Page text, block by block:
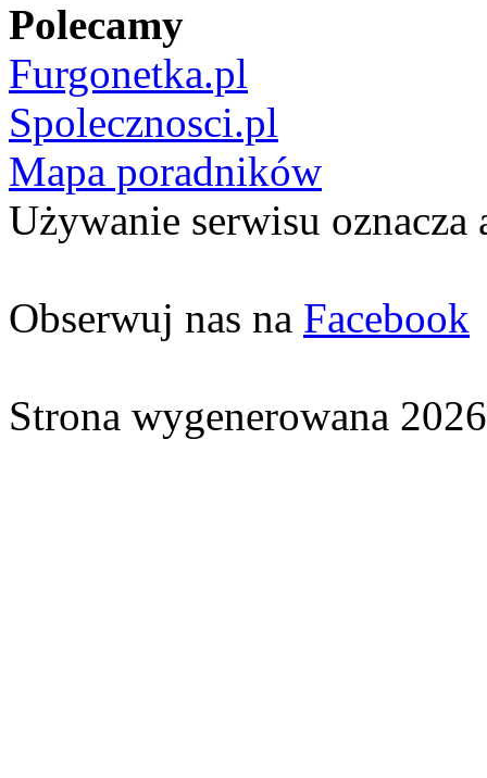
Polecamy
Furgonetka.pl
Spolecznosci.pl
Mapa poradników
Używanie serwisu oznacza
Obserwuj nas na Facebook
Strona wygenerowana